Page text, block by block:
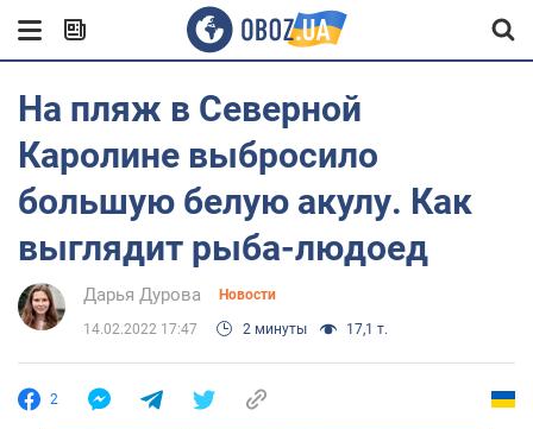
На пляж в Северной
Каролине выбросило
большую белую акулу. Как
выглядит рыба-людоед
Дарья Дурова Новости
14.02.2022 17:47 2 минуты 17,1 т.
2